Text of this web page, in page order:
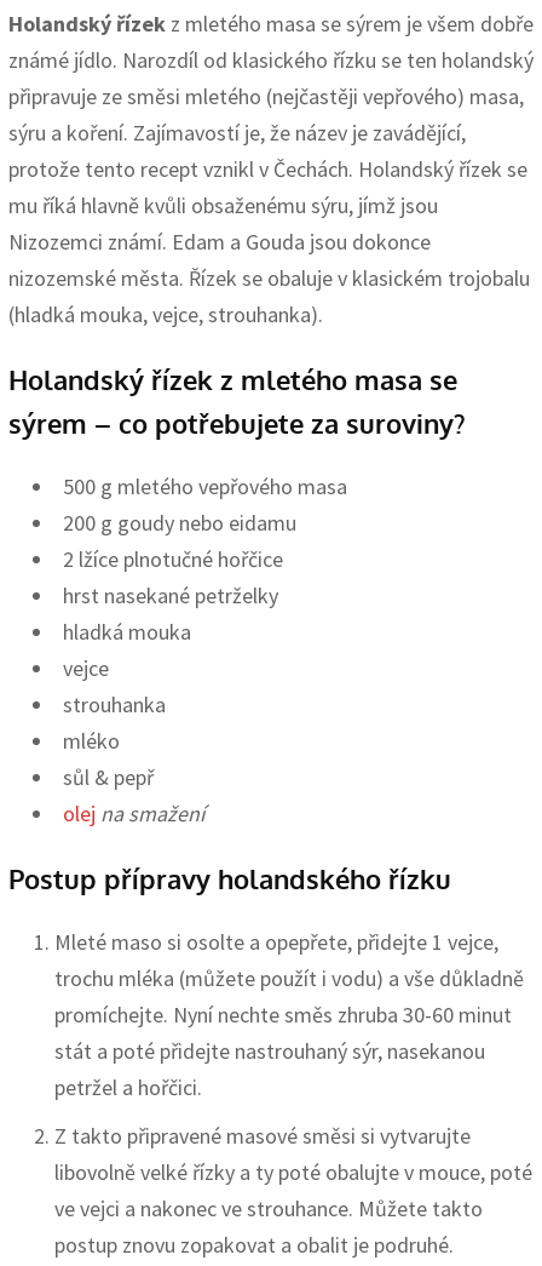
Holandský řízek z mletého masa se sýrem je všem dobře
známé jídlo. Narozdíl od klasického řízku se ten holandský
připravuje ze směsi mletého (nejčastěji vepřového) masa,
sýru a koření. Zajímavostí je, že název je zavádějící,
protože tento recept vznikl v Čechách. Holandský řízek se
mu říká hlavně kvůli obsaženému sýru, jímž jsou
Nizozemci známí. Edam a Gouda jsou dokonce
nizozemské města. Řízek se obaluje v klasickém trojobalu
(hladká mouka, vejce, strouhanka).
Holandský řízek z mletého masa se
sýrem – co potřebujete za suroviny?
500 g mletého vepřového masa
200 g goudy nebo eidamu
2 lžíce plnotučné hořčice
hrst nasekané petrželky
hladká mouka
vejce
strouhanka
mléko
sůl & pepř
olej na smažení
Postup přípravy holandského řízku
Mleté maso si osolte a opepřete, přidejte 1 vejce,
trochu mléka (můžete použít i vodu) a vše důkladně
promíchejte. Nyní nechte směs zhruba 30-60 minut
stát a poté přidejte nastrouhaný sýr, nasekanou
petržel a hořčici.
Z takto připravené masové směsi si vytvarujte
libovolně velké řízky a ty poté obalujte v mouce, poté
ve vejci a nakonec ve strouhance. Můžete takto
postup znovu zopakovat a obalit je podruhé.